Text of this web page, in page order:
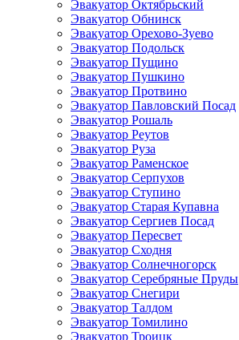
Эвакуатор Октябрьский
Эвакуатор Обнинск
Эвакуатор Орехово-Зуево
Эвакуатор Подольск
Эвакуатор Пущино
Эвакуатор Пушкино
Эвакуатор Протвино
Эвакуатор Павловский Посад
Эвакуатор Рошаль
Эвакуатор Реутов
Эвакуатор Руза
Эвакуатор Раменское
Эвакуатор Серпухов
Эвакуатор Ступино
Эвакуатор Старая Купавна
Эвакуатор Сергиев Посад
Эвакуатор Пересвет
Эвакуатор Сходня
Эвакуатор Солнечногорск
Эвакуатор Серебряные Пруды
Эвакуатор Снегири
Эвакуатор Талдом
Эвакуатор Томилино
Эвакуатор Троицк